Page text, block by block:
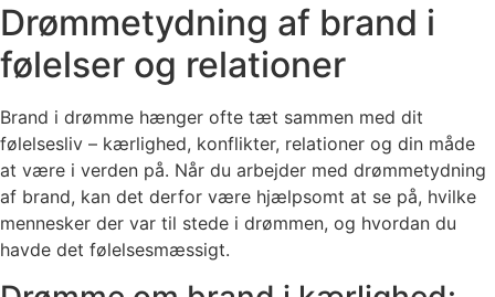
Drømmetydning af brand i
følelser og relationer
Brand i drømme hænger ofte tæt sammen med dit
følelsesliv – kærlighed, konflikter, relationer og din måde
at være i verden på. Når du arbejder med drømmetydning
af brand, kan det derfor være hjælpsomt at se på, hvilke
mennesker der var til stede i drømmen, og hvordan du
havde det følelsesmæssigt.